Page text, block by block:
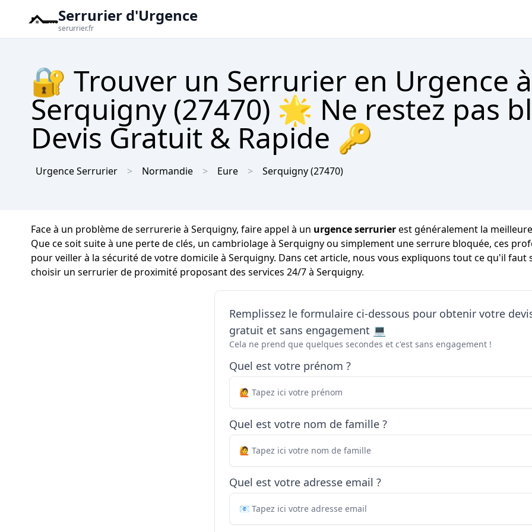
Serrurier d'Urgence
serurrier.fr
🔐 Trouver un Serrurier en Urgence à
Serquigny (27470) 🌟 Ne restez pas
Devis Gratuit & Rapide 🔑
Urgence Serrurier Normandie Eure Serquigny(27470)
Face à un problème de serrurerie à Serquigny, faire appel à un urgence serrurierest généralement la
Que ce soit suite à une perte de clés, un cambriolage à Serquigny ou simplement une serrure bloquée, ces
pour veiller à la sécurité de votre domicile à Serquigny. Dans cet article, nous vous expliquons tout ce qu'il
choisir un serrurier de proximité proposant des services 24/7 à Serquigny.
Remplissez le formulaire ci-dessous pour obtenir votre
gratuit et sans engagement 💻
Cela ne prend que quelques secondes et c'est sans engagement !
Quel est votre prénom ?
Quel est votre nom de famille ?
Quel est votre adresse email ?